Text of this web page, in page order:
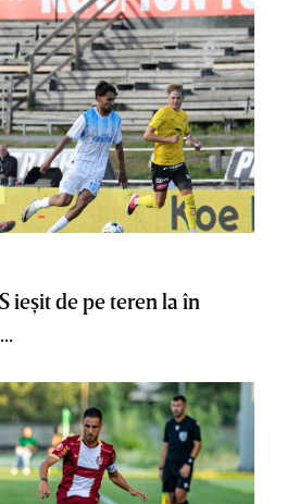
ieşit de pe teren la în